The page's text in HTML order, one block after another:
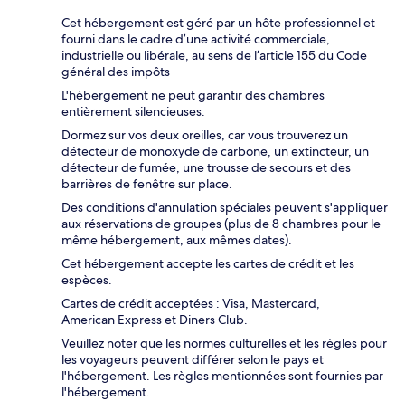
Cet hébergement est géré par un hôte professionnel et
fourni dans le cadre d’une activité commerciale,
industrielle ou libérale, au sens de l’article 155 du Code
général des impôts
L'hébergement ne peut garantir des chambres
entièrement silencieuses.
Dormez sur vos deux oreilles, car vous trouverez un
détecteur de monoxyde de carbone, un extincteur, un
détecteur de fumée, une trousse de secours et des
barrières de fenêtre sur place.
Des conditions d'annulation spéciales peuvent s'appliquer
aux réservations de groupes (plus de 8 chambres pour le
même hébergement, aux mêmes dates).
Cet hébergement accepte les cartes de crédit et les
espèces.
Cartes de crédit acceptées : Visa, Mastercard,
American Express et Diners Club.
Veuillez noter que les normes culturelles et les règles pour
les voyageurs peuvent différer selon le pays et
l'hébergement. Les règles mentionnées sont fournies par
l'hébergement.